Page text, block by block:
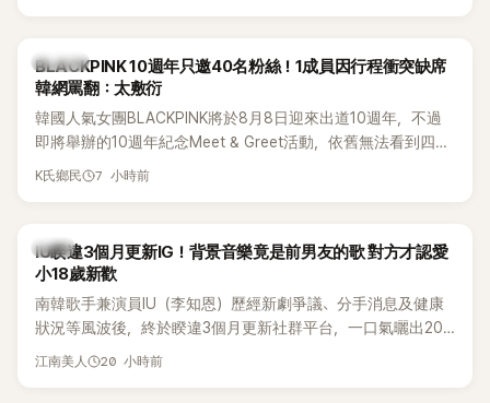
K-POP
BLACKPINK 10週年只邀40名粉絲！1成員因行程衝突缺席
韓網罵翻：太敷衍
韓國人氣女團BLACKPINK將於8月8日迎來出道10週年，不過
即將舉辦的10週年紀念Meet & Greet活動，依舊無法看到四人
合體。根據韓媒《MyDaily》7日報導，當天將由Jisoo（智秀）、
K氏鄉民 7 小時前
韓星
IU睽違3個月更新IG！背景音樂竟是前男友的歌 對方才認愛
小18歲新歡
南韓歌手兼演員IU（李知恩）歷經新劇爭議、分手消息及健康
狀況等風波後，終於睽違3個月更新社群平台，一口氣曬出20
張近況照，讓大批粉絲又驚又喜。不過，比起照片本身，更引
江南美人 20 小時前